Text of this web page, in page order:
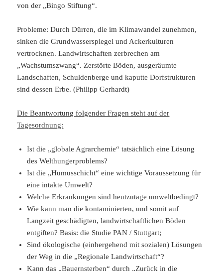
von der „Bingo Stiftung“.
Probleme: Durch Dürren, die im Klimawandel zunehmen,
sinken die Grundwasserspiegel und Ackerkulturen
vertrocknen. Landwirtschaften zerbrechen am
„Wachstumszwang“. Zerstörte Böden, ausgeräumte
Landschaften, Schuldenberge und kaputte Dorfstrukturen
sind dessen Erbe. (Philipp Gerhardt)
Die Beantwortung folgender Fragen steht auf der
Tagesordnung:
Ist die „globale Agrarchemie“ tatsächlich eine Lösung
des Welthungerproblems?
Ist die „Humusschicht“ eine wichtige Voraussetzung für
eine intakte Umwelt?
Welche Erkrankungen sind heutzutage umweltbedingt?
Wie kann man die kontaminierten, und somit auf
Langzeit geschädigten, landwirtschaftlichen Böden
entgiften? Basis: die Studie PAN / Stuttgart;
Sind ökologische (einhergehend mit sozialen) Lösungen
der Weg in die „Regionale Landwirtschaft“?
Kann das „Bauernsterben“ durch „Zurück in die